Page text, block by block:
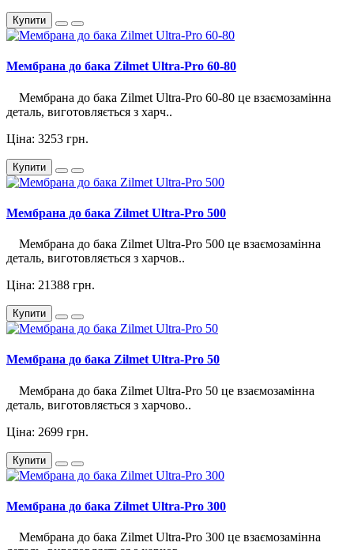
Купити
Мембрана до бака Zilmet Ultra-Pro 60-80
Мембрана до бака Zilmet Ultra-Pro 60-80 це взаємозамінна
деталь, виготовляється з харч..
Ціна: 3253 грн.
Купити
Мембрана до бака Zilmet Ultra-Pro 500
Мембрана до бака Zilmet Ultra-Pro 500 це взаємозамінна
деталь, виготовляється з харчов..
Ціна: 21388 грн.
Купити
Мембрана до бака Zilmet Ultra-Pro 50
Мембрана до бака Zilmet Ultra-Pro 50 це взаємозамінна
деталь, виготовляється з харчово..
Ціна: 2699 грн.
Купити
Мембрана до бака Zilmet Ultra-Pro 300
Мембрана до бака Zilmet Ultra-Pro 300 це взаємозамінна